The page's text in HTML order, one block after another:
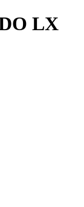
LX